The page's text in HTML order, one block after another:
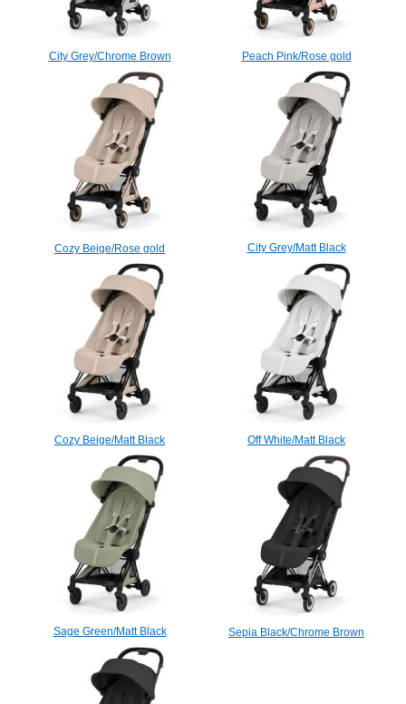
City Grey/Chrome Brown Peach Pink/Rose gold
Cozy Beige/Rose gold City Grey/Matt Black
Cozy Beige/Matt Black Off White/Matt Black
Sage Green/Matt Black Sepia Black/Chrome Brown